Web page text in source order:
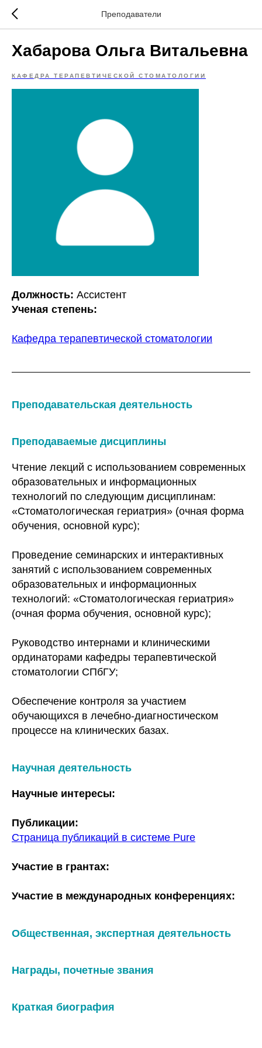
Преподаватели
Хабарова Ольга Витальевна
КАФЕДРА ТЕРАПЕВТИЧЕСКОЙ СТОМАТОЛОГИИ
Должность: Ассистент
Ученая степень:
Кафедра терапевтической стоматологии
Преподавательская деятельность
Преподаваемые дисциплины
Чтение лекций с использованием современных
образовательных и информационных
технологий по следующим дисциплинам:
«Стоматологическая гериатрия» (очная форма
обучения, основной курс);
Проведение семинарских и интерактивных
занятий с использованием современных
образовательных и информационных
технологий: «Стоматологическая гериатрия»
(очная форма обучения, основной курс);
Руководство интернами и клиническими
ординаторами кафедры терапевтической
стоматологии СПбГУ;
Обеспечение контроля за участием
обучающихся в лечебно-диагностическом
процессе на клинических базах.
Научная деятельность
Научные интересы:
Публикации:
Страница публикаций в системе Pure
Участие в грантах:
Участие в международных конференциях:
Общественная, экспертная деятельность
Награды, почетные звания
Краткая биография